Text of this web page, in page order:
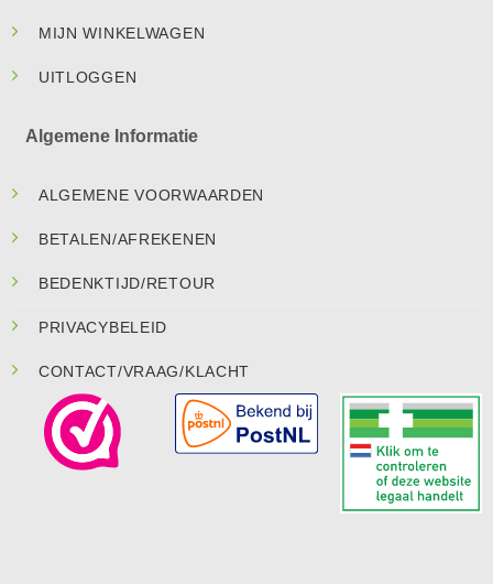
MIJN WINKELWAGEN
UITLOGGEN
Algemene Informatie
ALGEMENE VOORWAARDEN
BETALEN/AFREKENEN
BEDENKTIJD/RETOUR
PRIVACYBELEID
CONTACT/VRAAG/KLACHT